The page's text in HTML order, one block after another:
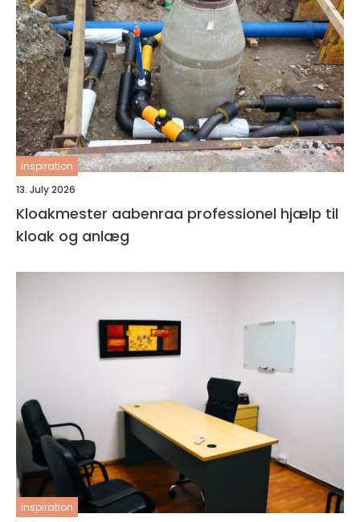
inspiration
13. July 2026
Kloakmester aabenraa professionel hjælp til
kloak og anlæg
inspiration